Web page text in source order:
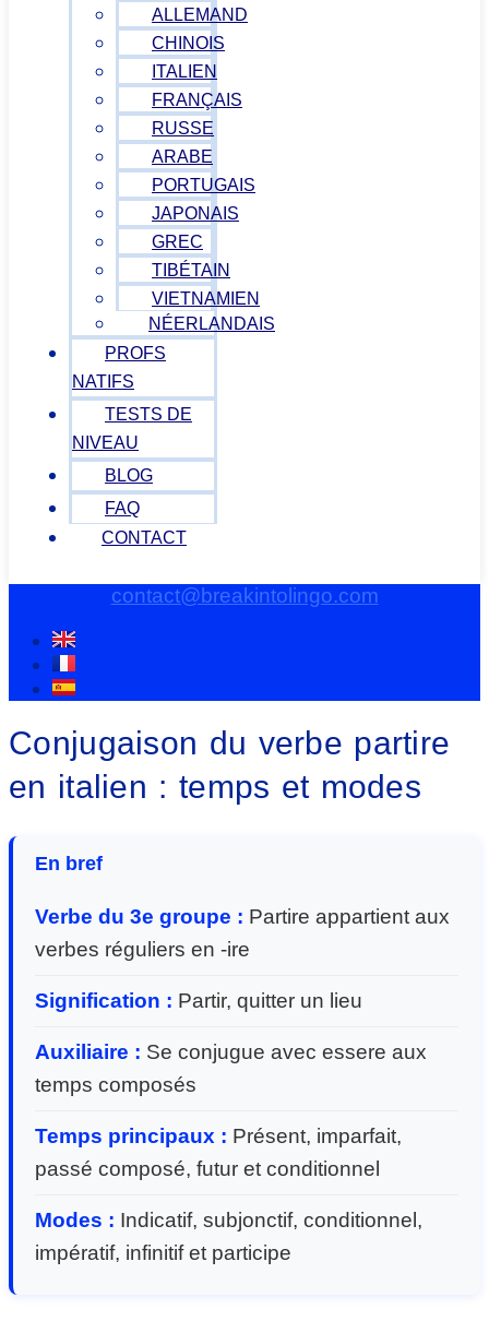
ALLEMAND
CHINOIS
ITALIEN
FRANÇAIS
RUSSE
ARABE
PORTUGAIS
JAPONAIS
GREC
TIBÉTAIN
VIETNAMIEN
NÉERLANDAIS
PROFS
NATIFS
TESTS DE
NIVEAU
BLOG
FAQ
CONTACT
contact@breakintolingo.com
Conjugaison du verbe partire
en italien : temps et modes
En bref
Verbe du 3e groupe : Partire appartient aux
verbes réguliers en -ire
Signification : Partir, quitter un lieu
Auxiliaire : Se conjugue avec essere aux
temps composés
Temps principaux : Présent, imparfait,
passé composé, futur et conditionnel
Modes : Indicatif, subjonctif, conditionnel,
impératif, infinitif et participe